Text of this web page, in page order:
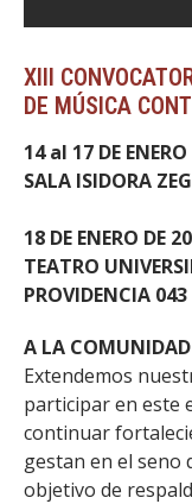
XIII
DE MÚSICA
14 al 17 DE
SALA ISIDORA
18 DE ENERO DE
TEATRO
PROVIDENCIA 043
A LA
Extendemos
participar en este
continuar
gestan en el seno
objetivo de